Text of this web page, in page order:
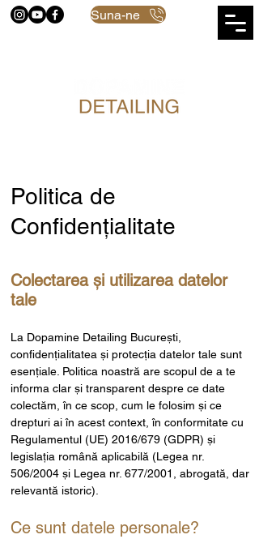
Suna-ne
Politica de
Confidențialitate
Colectarea și utilizarea datelor
tale
La Dopamine Detailing București,
confidențialitatea și protecția datelor tale sunt
esențiale. Politica noastră are scopul de a te
informa clar și transparent despre ce date
colectăm, în ce scop, cum le folosim și ce
drepturi ai în acest context, în conformitate cu
Regulamentul (UE) 2016/679 (GDPR) și
legislația română aplicabilă (Legea nr.
506/2004 și Legea nr. 677/2001, abrogată, dar
relevantă istoric).
Ce sunt datele personale?